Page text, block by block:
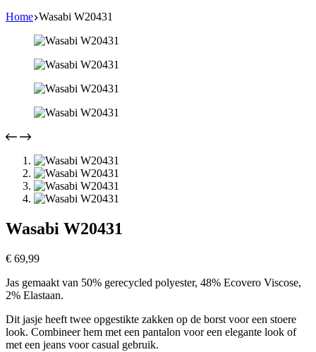
Home Wasabi W20431
Wasabi W20431
€ 69,99
Jas gemaakt van 50% gerecycled polyester, 48% Ecovero Viscose,
2% Elastaan.
Dit jasje heeft twee opgestikte zakken op de borst voor een stoere
look. Combineer hem met een pantalon voor een elegante look of
met een jeans voor casual gebruik.